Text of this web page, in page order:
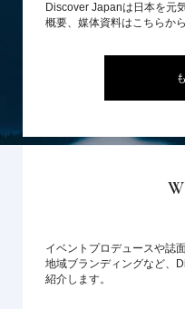
Discover Japanは日本を元
概要、媒体資料はこちらか
イベントプロデュースや誌
地域ブランディングなど、
紹介します。